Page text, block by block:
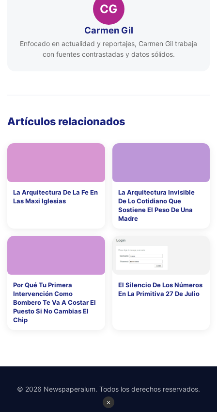
CG
Carmen Gil
Enfocado en actualidad y reportajes, Carmen Gil trabaja
con fuentes contrastadas y datos sólidos.
Artículos relacionados
La Arquitectura De La Fe En
Las Maxi Iglesias
La Arquitectura Invisible
De Lo Cotidiano Que
Sostiene El Peso De Una
Madre
Por Qué Tu Primera
Intervención Como
Bombero Te Va A Costar El
Puesto Si No Cambias El
Chip
El Silencio De Los Números
En La Primitiva 27 De Julio
×
© 2026 Newspaperalum. Todos los derechos reservados.